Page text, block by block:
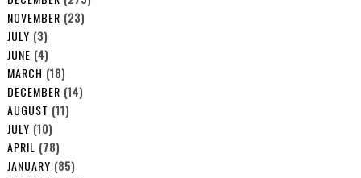
NOVEMBER (23)
JULY (3)
JUNE (4)
MARCH (18)
DECEMBER (14)
AUGUST (11)
JULY (10)
APRIL (78)
JANUARY (85)